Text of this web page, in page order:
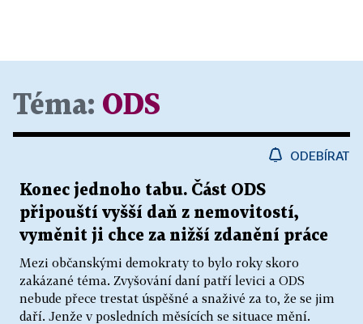
Téma: ODS
ODEBÍRAT
Konec jednoho tabu. Část ODS
připouští vyšší daň z nemovitostí,
vyměnit ji chce za nižší zdanění práce
Mezi občanskými demokraty to bylo roky skoro
zakázané téma. Zvyšování daní patří levici a ODS
nebude přece trestat úspěšné a snaživé za to, že se jim
daří. Jenže v posledních měsících se situace mění.